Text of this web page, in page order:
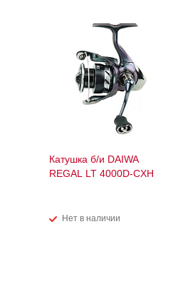
Катушка б/и DAIWA
REGAL LT 4000D-CXH
Нет в наличии